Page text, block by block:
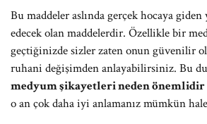
Bu maddeler aslında gerçek hocaya
edecek olan maddelerdir. Özellikle bir
geçtiğinizde sizler zaten onun güvenilir
ruhani değişimden anlayabilirsiniz. Bu
medyum şikayetleri neden önemlidir
o an çok daha iyi anlamanız mümkün